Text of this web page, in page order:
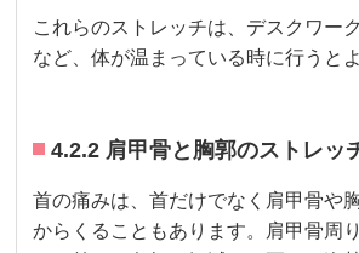
これらのストレッチは、デスクワー
など、体が温まっている時に行うと
4.2.2 肩甲骨と胸郭のストレッ
首の痛みは、首だけでなく肩甲骨や
からくることもあります。肩甲骨周